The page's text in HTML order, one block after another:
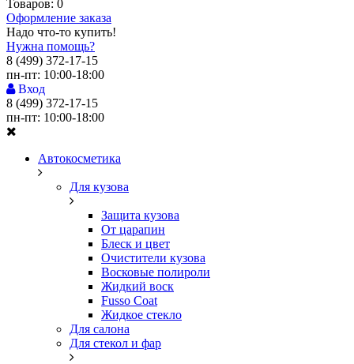
Товаров: 0
Оформление заказа
Надо что-то купить!
Нужна помощь?
8 (499) 372-17-15
пн-пт: 10:00-18:00
Вход
8 (499) 372-17-15
пн-пт: 10:00-18:00
Автокосметика
Для кузова
Защита кузова
От царапин
Блеск и цвет
Очистители кузова
Восковые полироли
Жидкий воск
Fusso Coat
Жидкое стекло
Для салона
Для стекол и фар